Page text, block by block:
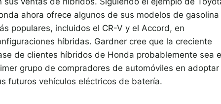
ahora ofrece algunos de sus modelos de gasolina
populares, incluidos el CR-V y el Accord, en
híbridas. Gardner cree que la creciente
de clientes híbridos de Honda probablemente sea
grupo de compradores de automóviles en adoptar
futuros vehículos eléctricos de batería.